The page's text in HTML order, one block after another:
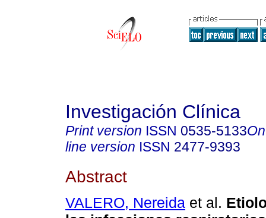
Investigación Clínica
Print version ISSN 0535-5133
line version ISSN 2477-9393
Abstract
VALERO, Nereida et al.